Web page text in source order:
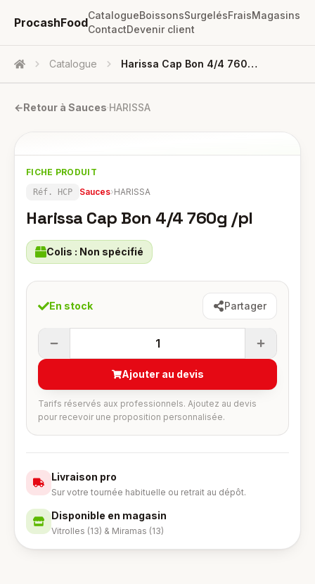
ProcashFood
CatalogueBoissonsSurgelésFraisMagasins
ContactDevenir client
Accueil Catalogue Harissa Cap Bon 4/4 760g /pl
←Retour à Sauces·HARISSA
FICHE PRODUIT
Réf. HCP Sauces›HARISSA
Harissa Cap Bon 4/4 760g /pl
Colis : Non spécifié
En stock Partager
1
Ajouter au devis
Tarifs réservés aux professionnels. Ajoutez au devis
pour recevoir une proposition personnalisée.
Livraison pro
Sur votre tournée habituelle ou retrait au dépôt.
Disponible en magasin
Vitrolles (13) & Miramas (13)